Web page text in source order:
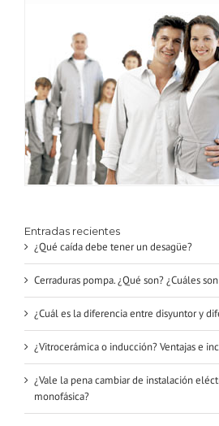
Entradas recientes
¿Qué caída debe tener un desagüe?
Cerraduras pompa. ¿Qué son? ¿Cuáles
¿Cuál es la diferencia entre disyuntor y
¿Vitrocerámica o inducción? Ventajas e
¿Vale la pena cambiar de instalación
monofásica?